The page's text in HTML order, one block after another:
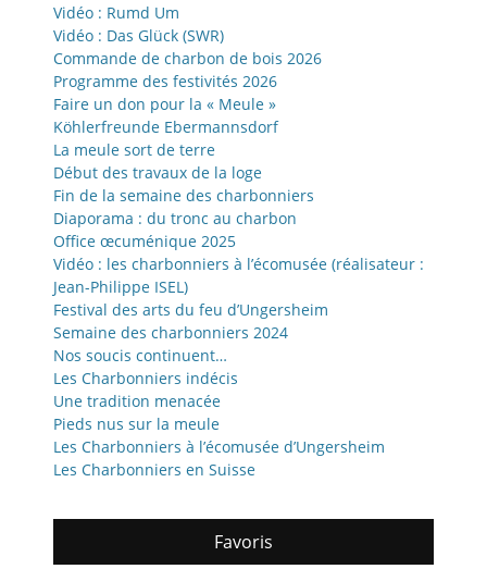
Vidéo : Rumd Um
Vidéo : Das Glück (SWR)
Commande de charbon de bois 2026
Programme des festivités 2026
Faire un don pour la « Meule »
Köhlerfreunde Ebermannsdorf
La meule sort de terre
Début des travaux de la loge
Fin de la semaine des charbonniers
Diaporama : du tronc au charbon
Office œcuménique 2025
Vidéo : les charbonniers à l’écomusée (réalisateur :
Jean-Philippe ISEL)
Festival des arts du feu d’Ungersheim
Semaine des charbonniers 2024
Nos soucis continuent…
Les Charbonniers indécis
Une tradition menacée
Pieds nus sur la meule
Les Charbonniers à l’écomusée d’Ungersheim
Les Charbonniers en Suisse
Favoris